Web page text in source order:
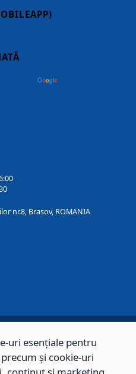
nr.8, Brasov, ROMANIA
BRAȘOV, toate drepturile
uri esențiale pentru
și cookie-uri